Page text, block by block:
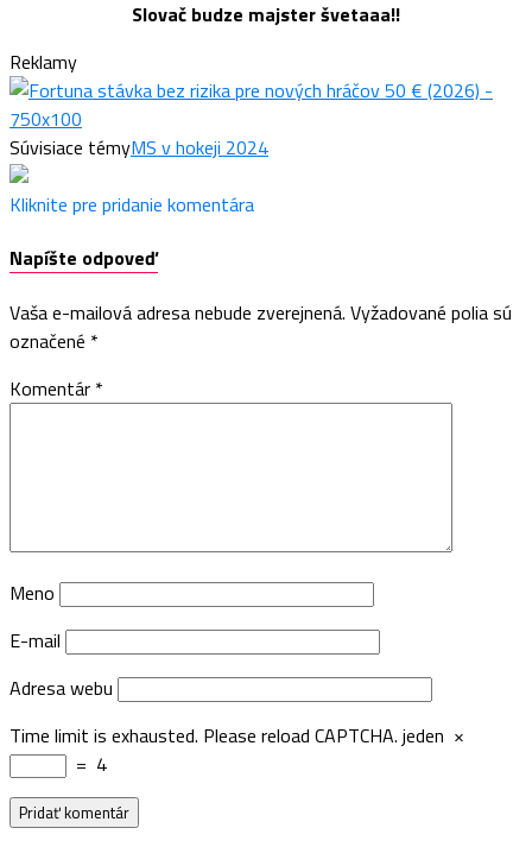
Slovač budze majster švetaaa!!
Reklamy
Súvisiace témyMS v hokeji 2024
Kliknite pre pridanie komentára
Napíšte odpoveď
Vaša e-mailová adresa nebude zverejnená. Vyžadované polia sú
označené *
Komentár *
Meno
E-mail
Adresa webu
Time limit is exhausted. Please reload CAPTCHA. jeden ×
= 4